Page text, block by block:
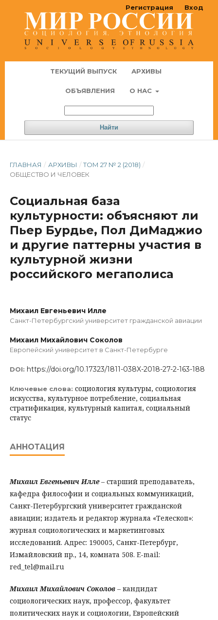
ТЕКУЩИЙ ВЫПУСК АРХИВЫ
ОБЪЯВЛЕНИЯ О НАС
Найти
Регистрация Вход
ГЛАВНАЯ / АРХИВЫ / ТОМ 27 № 2 (2018) /
ОБЩЕСТВО И ЧЕЛОВЕК
Социальная база
культурности: объясняют ли
Пьер Бурдье, Пол ДиМаджио
и другие паттерны участия в
культурной жизни
российского мегаполиса
Михаил Евгеньевич Илле
Санкт-Петербургский университет гражданской авиации
Михаил Михайлович Соколов
Европейский университет в Санкт-Петербурге
DOI: https://doi.org/10.17323/1811-038X-2018-27-2-163-188
Ключевые слова: социология культуры, социология
искусства, культурное потребление, социальная
стратификация, культурный капитал, социальный
статус
АННОТАЦИЯ
Михаил Евгеньевич Илле– старший преподаватель,
кафедра философии и социальных коммуникаций,
Санкт-Петербургский университет гражданской
авиации; издатель и редактор журнала «Телескоп»:
журнал социологических и маркетинговых
исследований. Адрес: 190005, Санкт-Петербург,
Измайловский пр., 14, комната 508. E-mail:
red_tel@mail.ru
Михаил Михайлович Соколов – кандидат
социологических наук, профессор, факультет
политических наук и социологии, Европейский